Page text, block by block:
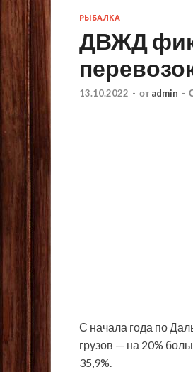
РЫБАЛКА
ДВЖД
13.10.2022 - от admin -
С начала года по
грузов — на 20%
35,9%.